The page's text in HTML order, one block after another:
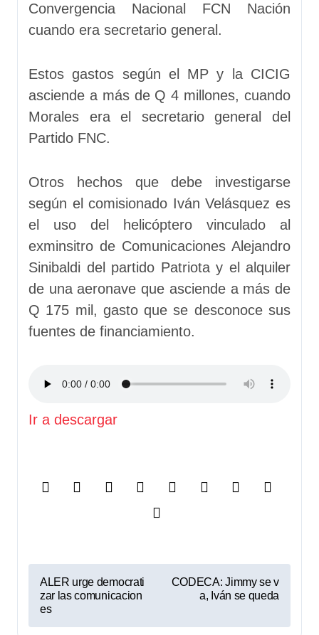
Convergencia Nacional FCN Nación
cuando era secretario general.
Estos gastos según el MP y la CICIG
asciende a más de Q 4 millones, cuando
Morales era el secretario general del
Partido FNC.
Otros hechos que debe investigarse
según el comisionado Iván Velásquez es
el uso del helicóptero vinculado al
exminsitro de Comunicaciones Alejandro
Sinibaldi del partido Patriota y el alquiler
de una aeronave que asciende a más de
Q 175 mil, gasto que se desconoce sus
fuentes de financiamiento.
Ir a descargar
N
a
ALER urge democrati
zar las comunicacion
es
CODECA: Jimmy se v
a, Iván se queda